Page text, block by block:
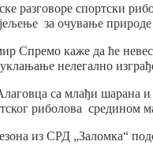
разговоре спортски
за очување
Спремо каже да ће
нелегално
са млађи шарана
риболова средином
из СРД „Заломка“